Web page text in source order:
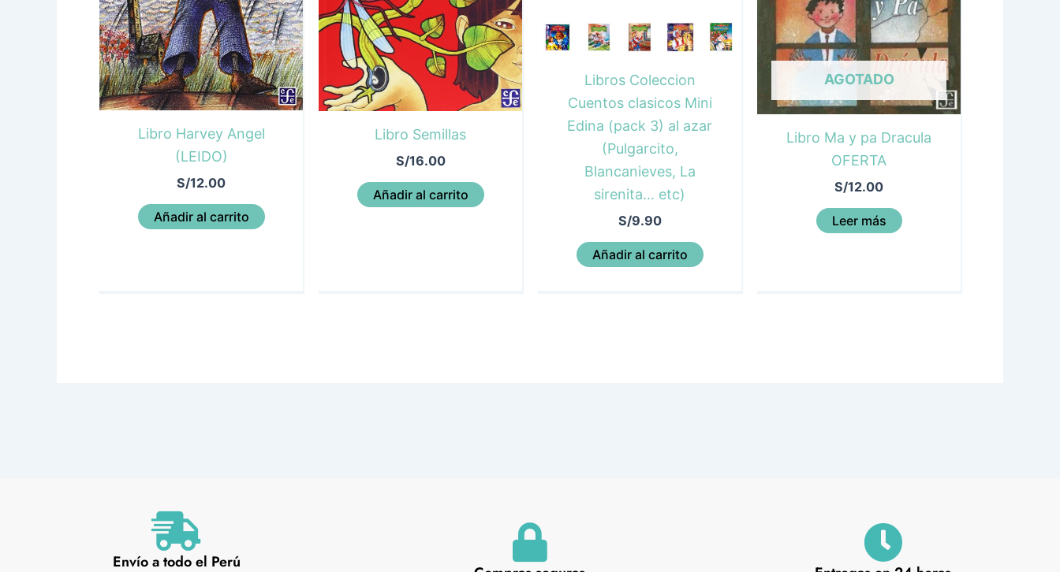
Libro Harvey Angel
(LEIDO)
S/12.00
Añadir al carrito
Libro Semillas
S/16.00
Añadir al carrito
Libros Coleccion
Cuentos clasicos Mini
Edina (pack 3) al azar
(Pulgarcito,
Blancanieves, La
sirenita… etc)
S/9.90
Añadir al carrito
AGOTADO
Libro Ma y pa Dracula
OFERTA
S/12.00
Leer más
Envío a todo el Perú